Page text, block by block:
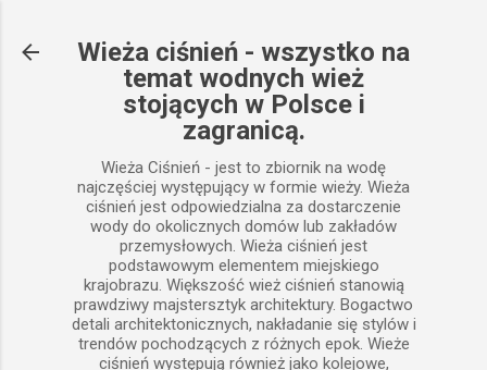
Wieża ciśnień - wszystko na
temat wodnych wież
stojących w Polsce i
zagranicą.
Wieża Ciśnień - jest to zbiornik na wodę
najczęściej występujący w formie wieży. Wieża
ciśnień jest odpowiedzialna za dostarczenie
wody do okolicznych domów lub zakładów
przemysłowych. Wieża ciśnień jest
podstawowym elementem miejskiego
krajobrazu. Większość wież ciśnień stanowią
prawdziwy majstersztyk architektury. Bogactwo
detali architektonicznych, nakładanie się stylów i
trendów pochodzących z różnych epok. Wieże
ciśnień występują również jako kolejowe,